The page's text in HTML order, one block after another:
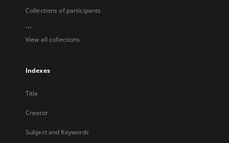
Collections of participants
...
View all collections
Indexes
Title
Creator
Subject and Keywords